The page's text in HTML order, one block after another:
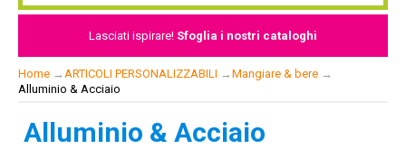
Lasciati ispirare! Sfoglia i nostri cataloghi
Home → ARTICOLI PERSONALIZZABILI → Mangiare & bere →
Alluminio & Acciaio
Alluminio & Acciaio